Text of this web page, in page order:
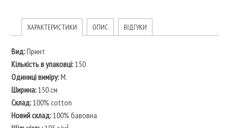
ХАРАКТЕРИСТИКИ ОПИС ВІДГУКИ
Вид:Принт
Кількість в упаковці:150
Одиниці виміру:М.
Ширина:150 см
Склад:100% cotton
Новий склад:100% бавовна